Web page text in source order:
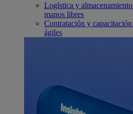
Logística y almacenamiento
manos libres
Contratación y capacitación
ágiles